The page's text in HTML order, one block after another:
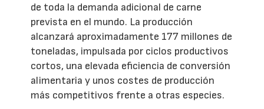
de toda la demanda adicional de carne
prevista en el mundo. La producción
alcanzará aproximadamente 177 millones de
toneladas, impulsada por ciclos productivos
cortos, una elevada eficiencia de conversión
alimentaria y unos costes de producción
más competitivos frente a otras especies.